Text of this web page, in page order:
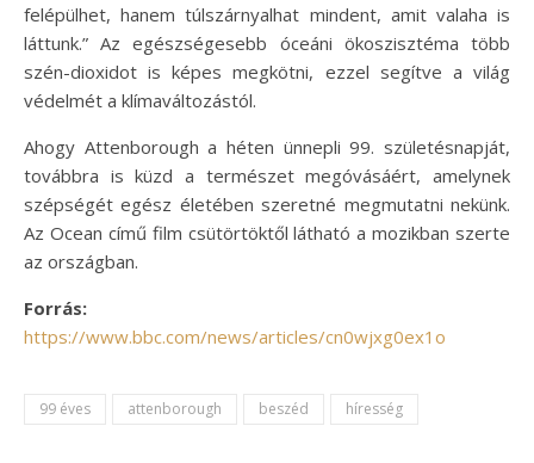
felépülhet, hanem túlszárnyalhat mindent, amit valaha is
láttunk.” Az egészségesebb óceáni ökoszisztéma több
szén-dioxidot is képes megkötni, ezzel segítve a világ
védelmét a klímaváltozástól.
Ahogy Attenborough a héten ünnepli 99. születésnapját,
továbbra is küzd a természet megóvásáért, amelynek
szépségét egész életében szeretné megmutatni nekünk.
Az Ocean című film csütörtöktől látható a mozikban szerte
az országban.
Forrás:
https://www.bbc.com/news/articles/cn0wjxg0ex1o
99 éves attenborough beszéd híresség